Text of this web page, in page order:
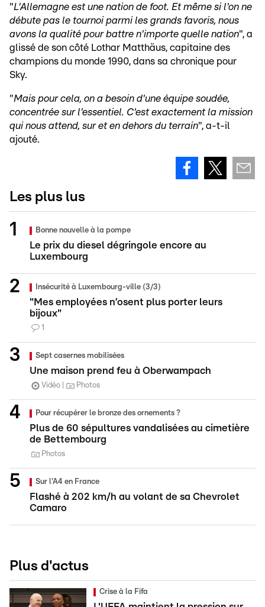
"L'Allemagne est une nation de foot. Et même si l'on ne
débute pas le tournoi parmi les grands favoris, nous
avons la qualité pour battre n'importe quelle nation", a
glissé de son côté Lothar Matthäus, capitaine des
champions du monde 1990, dans sa chronique pour
Sky.
"Mais pour cela, on a besoin d'une équipe soudée,
concentrée sur l'essentiel. C'est exactement la mission
qui nous attend, sur et en dehors du terrain", a-t-il
ajouté.
Les plus lus
Bonne nouvelle à la pompe
Le prix du diesel dégringole encore au
Luxembourg
Insécurité à Luxembourg-ville (3/3)
"Mes employées n’osent plus porter leurs
bijoux"
1
Sept casernes mobilisées
Une maison prend feu à Oberwampach
Vidéo Photos
Pour récupérer le bronze des ornements ?
Plus de 60 sépultures vandalisées au cimetière
de Bettembourg
Photos
Sur l'A4 en France
Flashé à 202 km/h au volant de sa Chevrolet
Camaro
Plus d'actus
Crise à la Fifa